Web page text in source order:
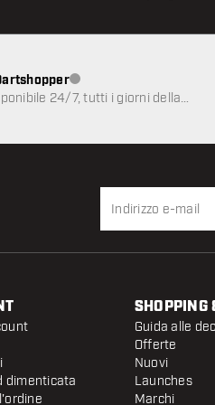
Servizio clienti non
24/7, tutti i giorni della
dimenticata
SHOPPING
Guida alle
Offerte
Nuovi
Launches
Marchi